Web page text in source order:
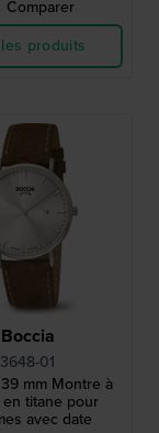
Comparer
produits
Boccia
3648-01
mm Montre à
titane pour
avec date